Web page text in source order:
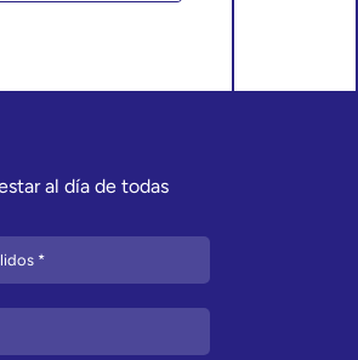
al día de todas